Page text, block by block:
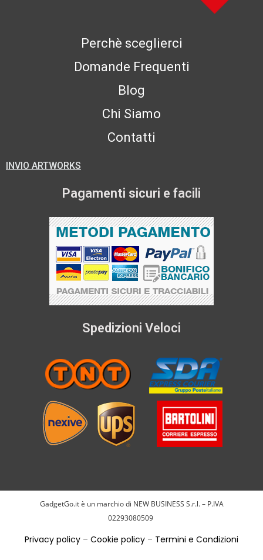
Perchè sceglierci
Domande Frequenti
Blog
Chi Siamo
Contatti
INVIO ARTWORKS
Pagamenti sicuri e facili
Spedizioni Veloci
GadgetGo.it è un marchio di NEW BUSINESS S.r.l. – P.IVA
02293080509
Privacy policy – Cookie policy – Termini e Condizioni